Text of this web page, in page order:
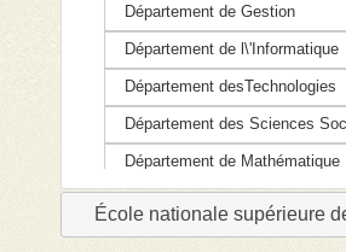
Département de Gestion
Département de l\'Informatique
Département desTechnologies
Département des Sciences
Département de Mathématique
Département des Sciences
Département de Biologie
École nationale supérieure